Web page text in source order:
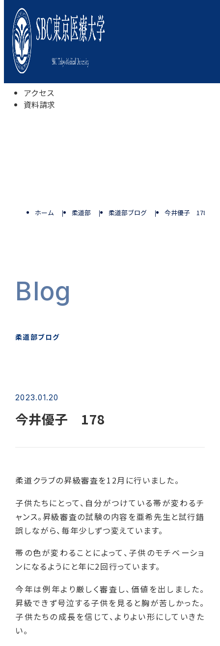
本学について
学びの特色
学部・学科
キャンパスライフ
入試情報
受験相談会
アクセス
資料請求
Blog
柔道部ブログ
ホーム 柔道部 柔道部ブログ 今井優子 178
2023.01.20
今井優子 178
柔道クラブの昇級審査を12月に行いました。
子供たちにとって、自分がつけている帯が変わるチ
ャンス。昇級審査の試験の内容を亜希先生と試行錯
誤しながら、毎年少しずつ変えています。
帯の色が変わることによって、子供のモチベーショ
ンになるようにと年に2回行っています。
今年は例年より厳しく審査し、価値を出しました。
昇級できず号泣する子供を見ると胸が苦しかった。
子供たちの成長を信じて、よりよい形にしていきた
い。